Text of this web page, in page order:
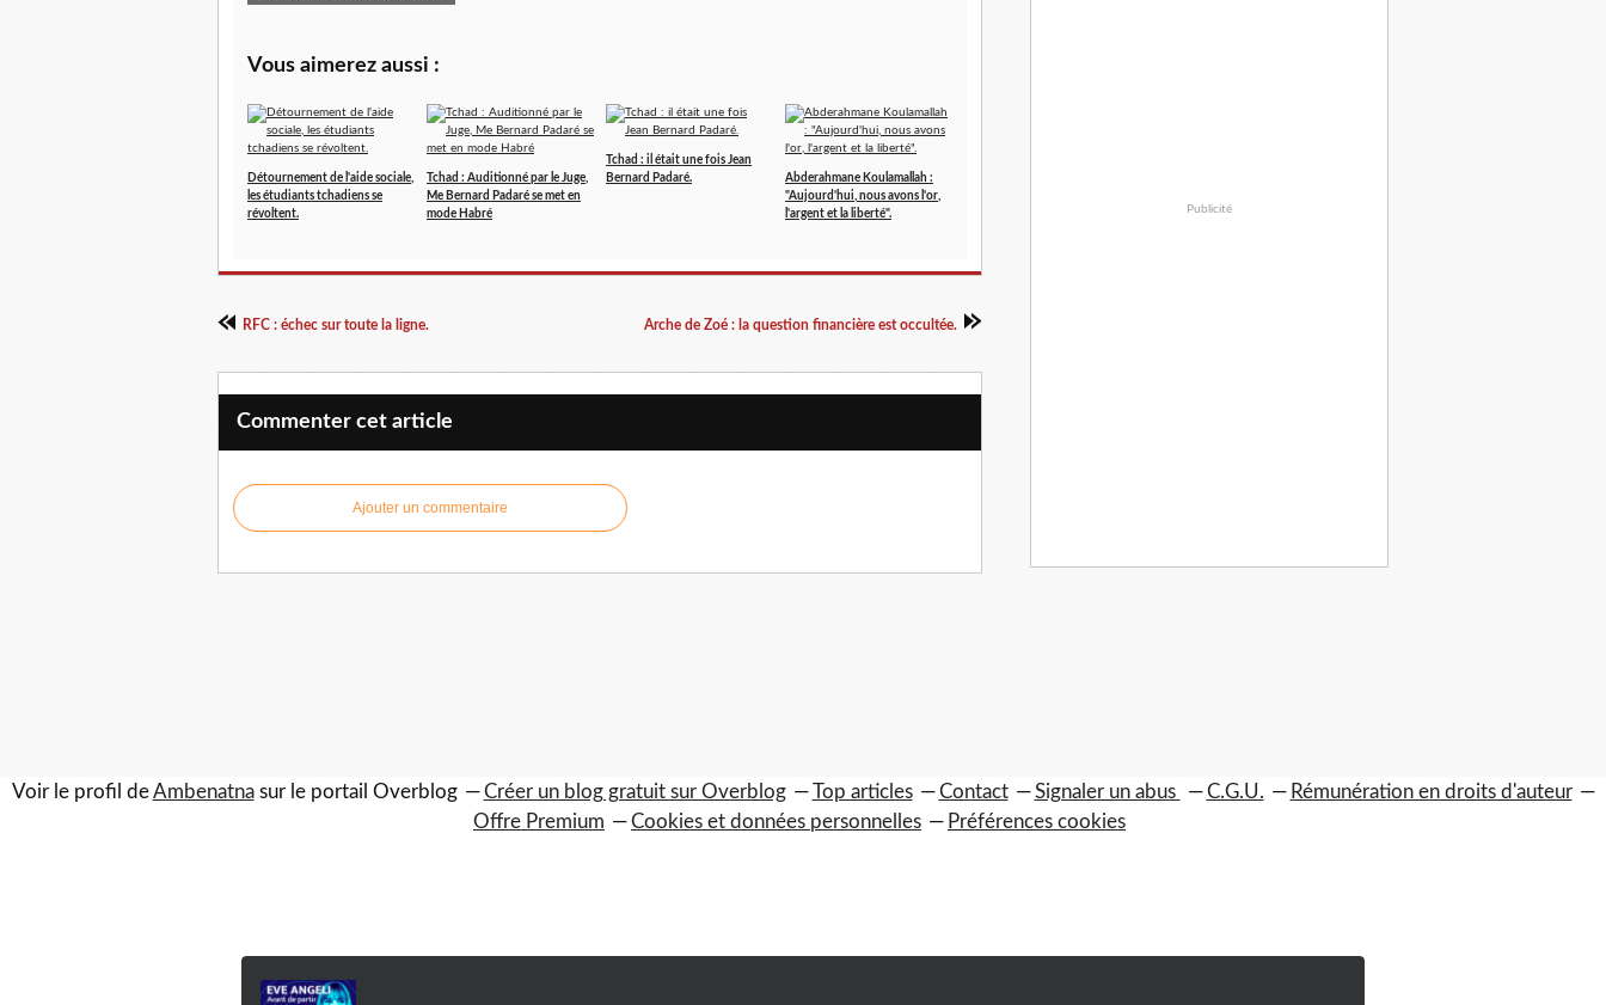
Vous aimerez aussi :
Détournement de l'aide sociale,
les étudiants tchadiens se
révoltent.
Tchad : Auditionné par le Juge,
Me Bernard Padaré se met en
mode Habré
Tchad : il était une fois Jean
Bernard Padaré.
Abderahmane Koulamallah :
"Aujourd'hui, nous avons l'or,
l'argent et la liberté".
RFC : échec sur toute la ligne. Arche de Zoé : la question financière est occultée.
Commenter cet article
Ajouter un commentaire
Publicité
Voir le profil deAmbenatnasur le portail Overblog Créer un blog gratuit sur Overblog Top articles Contact Signaler un abus C.G.U.
Rémunération en droits d'auteur
Offre Premium
Cookies et données personnelles Préférences cookies